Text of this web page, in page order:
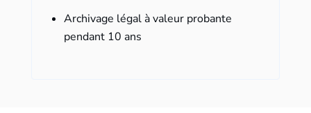
Archivage légal à valeur probante
pendant 10 ans